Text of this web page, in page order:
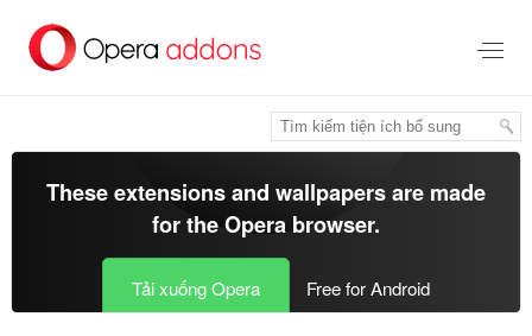
đến
These extensions and wallpapers are made
for theOpera browser.
Tải xuống Opera Free for Android